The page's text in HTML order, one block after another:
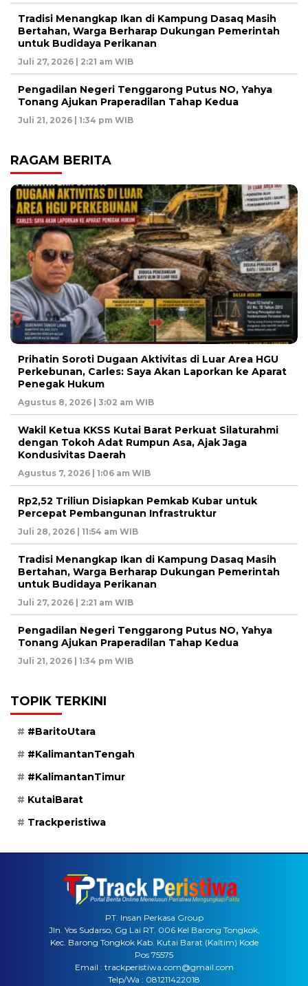
Tradisi Menangkap Ikan di Kampung Dasaq Masih
Bertahan, Warga Berharap Dukungan Pemerintah
untuk Budidaya Perikanan
Juli 27, 2026 | 2:21 am WIB
Pengadilan Negeri Tenggarong Putus NO, Yahya
Tonang Ajukan Praperadilan Tahap Kedua
Juli 21, 2026 | 1:34 pm WIB
RAGAM BERITA
Prihatin Soroti Dugaan Aktivitas di Luar Area HGU
Perkebunan, Carles: Saya Akan Laporkan ke Aparat
Penegak Hukum
Agustus 8, 2026 | 3:02 am WIB
Wakil Ketua KKSS Kutai Barat Perkuat Silaturahmi
dengan Tokoh Adat Rumpun Asa, Ajak Jaga
Kondusivitas Daerah
Agustus 7, 2026 | 1:06 am WIB
Rp2,52 Triliun Disiapkan Pemkab Kubar untuk
Percepat Pembangunan Infrastruktur
Juli 28, 2026 | 11:54 am WIB
Tradisi Menangkap Ikan di Kampung Dasaq Masih
Bertahan, Warga Berharap Dukungan Pemerintah
untuk Budidaya Perikanan
Juli 27, 2026 | 2:21 am WIB
Pengadilan Negeri Tenggarong Putus NO, Yahya
Tonang Ajukan Praperadilan Tahap Kedua
Juli 21, 2026 | 1:34 pm WIB
TOPIK TERKINI
#BaritoUtara
#KalimantanTengah
#KalimantanTimur
KutaiBarat
Trackperistiwa
PT. Insan Perkasa Group
Jln. Yos Sudarso, Gg Lai RT. 006 Kel Barong Tongkok,
Kec. Barong Tongkok Kab. Kutai Barat (Kaltim) Kode
Pos 75575
Email : trackperistiwa.com@gmail.com
Telp/Wa : 081211422018